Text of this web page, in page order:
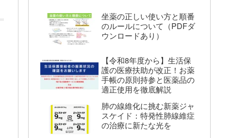
坐薬の正しい使い方と順番
のルールについて（PDFダ
ウンロードあり）
【令和8年度から】生活保
護の医療扶助が改正！お薬
手帳の原則持参と医薬品の
適正使用を徹底解説
肺の線維化に挑む新薬ジャ
スケイド：特発性肺線維症
の治療に新たな光を